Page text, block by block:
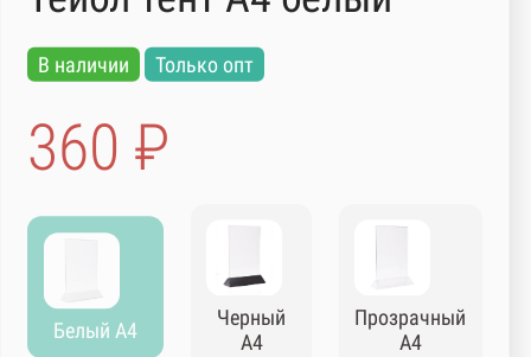
В наличии Только опт
360 ₽
Белый А4
Черный
А4
Прозрачный
А4